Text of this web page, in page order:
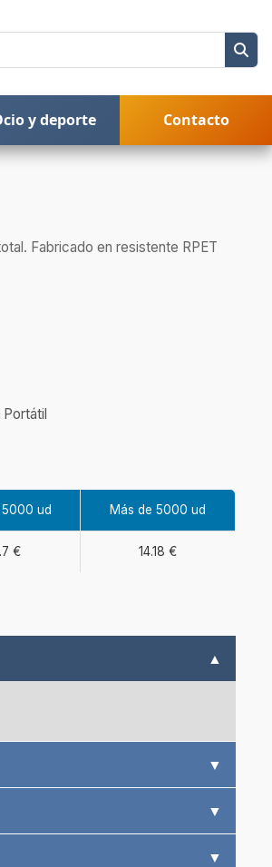
y deporte Contacto
Fabricado en resistente RPET
ud Más de 5000 ud
€ 14.18 €
▲
▼
▼
▼